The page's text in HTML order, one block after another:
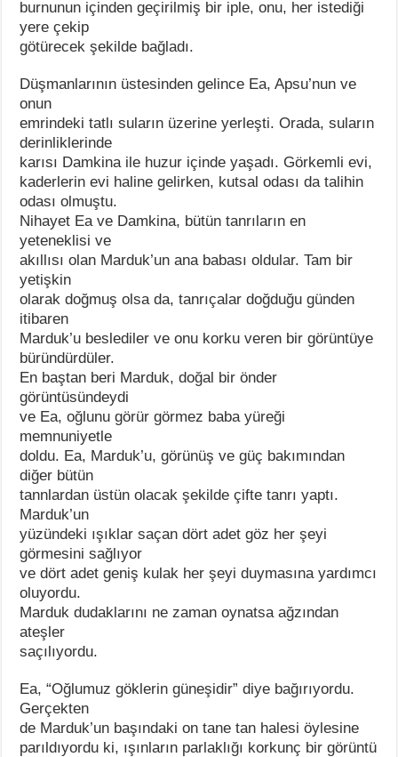
burnunun içinden geçirilmiş bir iple, onu, her istediği
yere çekip
götürecek şekilde bağladı.
Düşmanlarının üstesinden gelince Ea, Apsu’nun ve
onun
emrindeki tatlı suların üzerine yerleşti. Orada, suların
derinliklerinde
karısı Damkina ile huzur içinde yaşadı. Görkemli evi,
kaderlerin evi haline gelirken, kutsal odası da talihin
odası olmuştu.
Nihayet Ea ve Damkina, bütün tanrıların en
yeteneklisi ve
akıllısı olan Marduk’un ana babası oldular. Tam bir
yetişkin
olarak doğmuş olsa da, tanrıçalar doğduğu günden
itibaren
Marduk’u beslediler ve onu korku veren bir görüntüye
büründürdüler.
En baştan beri Marduk, doğal bir önder
görüntüsündeydi
ve Ea, oğlunu görür görmez baba yüreği
memnuniyetle
doldu. Ea, Marduk’u, görünüş ve güç bakımından
diğer bütün
tannlardan üstün olacak şekilde çifte tanrı yaptı.
Marduk’un
yüzündeki ışıklar saçan dört adet göz her şeyi
görmesini sağlıyor
ve dört adet geniş kulak her şeyi duymasına yardımcı
oluyordu.
Marduk dudaklarını ne zaman oynatsa ağzından
ateşler
saçılıyordu.
Ea, “Oğlumuz göklerin güneşidir” diye bağırıyordu.
Gerçekten
de Marduk’un başındaki on tane tan halesi öylesine
parıldıyordu ki, ışınların parlaklığı korkunç bir görüntü